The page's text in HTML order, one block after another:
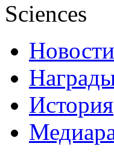
Sciences
Новости
История